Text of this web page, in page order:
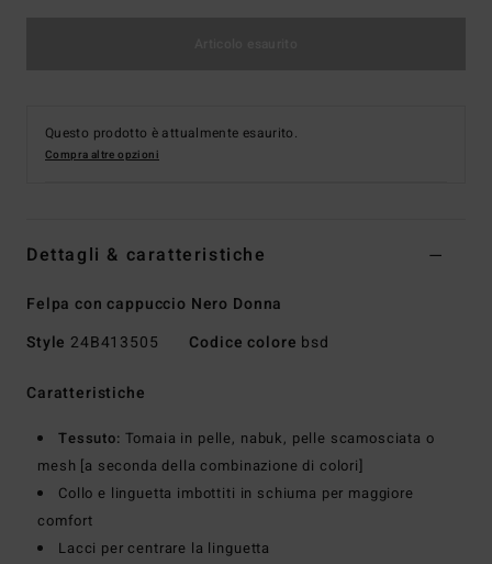
Questo prodotto è attualmente esaurito.
Compra altre opzioni
Dettagli & caratteristiche
Felpa con cappuccio Nero Donna
Style 24B413505 Codice colore bsd
Caratteristiche
Tessuto: Tomaia in pelle, nabuk, pelle scamosciata o
mesh [a seconda della combinazione di colori]
Collo e linguetta imbottiti in schiuma per maggiore
comfort
Lacci per centrare la linguetta